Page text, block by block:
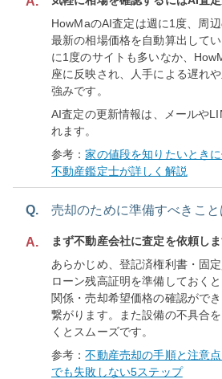
HowMaのAI査定は週に1度、周辺
最新の相場価格を自動算出して
に1度のサイトも多いなか、
座に反映され、人手による遅れ
強みです。
AI査定の更新情報は、メールや
れます。
参考：家の値段を知りたいとき
不動産鑑定士が詳しく解説
Q. 売却のために準備すべきこと
A.
まず不動産会社に査定を依頼しま
あらかじめ、登記済権利書・固
ローン残高証明を準備しておく
関係・売却希望価格の確認がで
繋がります。また設備の不具合
くとスムーズです。
参考：不動産売却の手順と注意
でも失敗しない5ステップ